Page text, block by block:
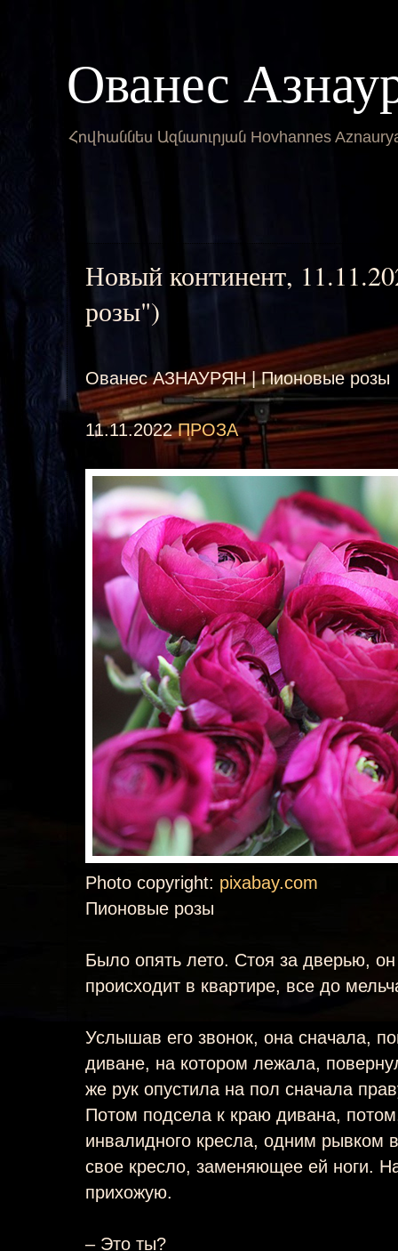
Ованес
Հովհաննես Ազնաուրյան Hovhannes
Новый континент,
розы")
Ованес АЗНАУРЯН | Пионовые розы
11.11.2022ПРОЗА
Photo copyright: pixabay.com
Пионовые розы
Было опять лето. Стоя за дверью, он
происходит в квартире, все до
Услышав его звонок, она сначала,
диване, на котором лежала,
же рук опустила на пол сначала
Потом подсела к краю дивана,
инвалидного кресла, одним рывком
свое кресло, заменяющее ей ноги.
прихожую.
– Это ты?